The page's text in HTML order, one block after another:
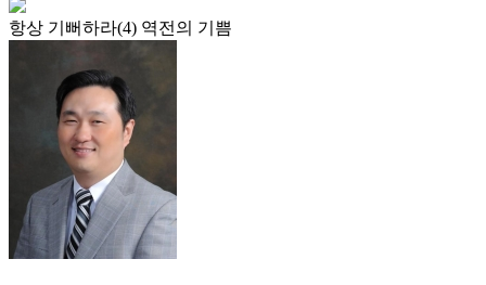
항상 기뻐하라(4) 역전의 기쁨